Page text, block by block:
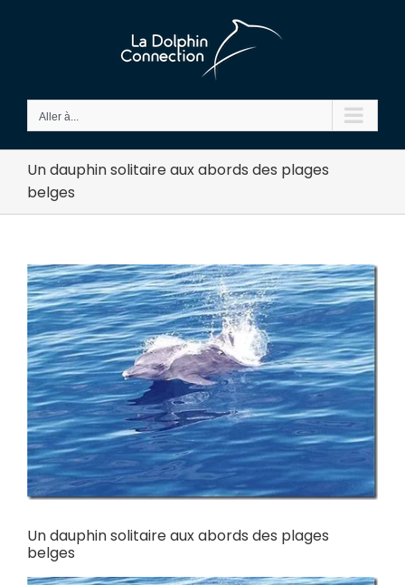
Aller à...
Un dauphin solitaire aux abords des plages
belges
Un dauphin solitaire aux abords des plages
belges